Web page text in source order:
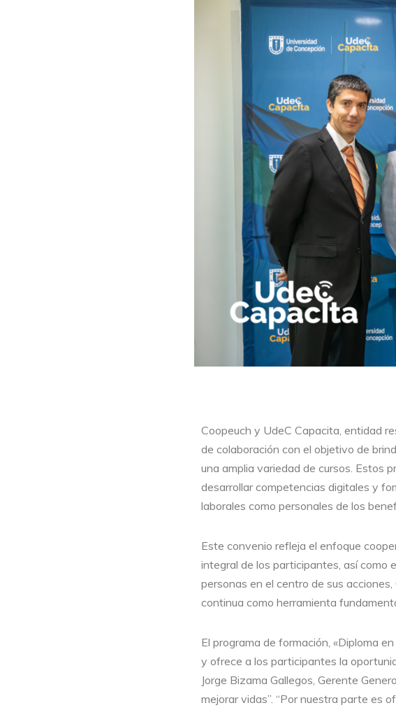
Coopeuch y UdeC Capacita, entidad
de colaboración con el objetivo de
una amplia variedad de cursos. Estos
desarrollar competencias digitales y
laborales como personales de los
Este convenio refleja el enfoque
integral de los participantes, así como
personas en el centro de sus
continua como herramienta
El programa de formación, «Diploma
y ofrece a los participantes la
Jorge Bizama Gallegos, Gerente
mejorar vidas”. “Por nuestra parte es